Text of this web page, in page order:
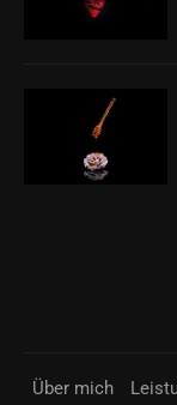
Über mich